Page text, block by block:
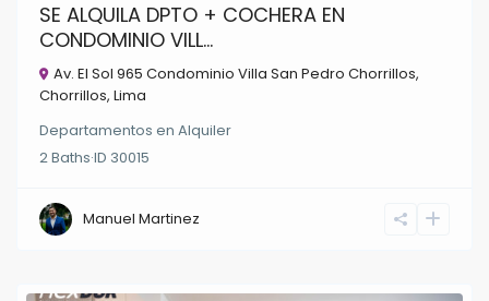
SE ALQUILA DPTO + COCHERA EN
CONDOMINIO VILL...
Av. El Sol 965 Condominio Villa San Pedro Chorrillos,
Chorrillos,Lima
Departamentos enAlquiler
2Baths·ID 30015
Manuel Martinez